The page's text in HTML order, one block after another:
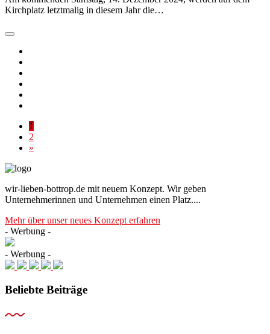
Kirchplatz letztmalig in diesem Jahr die…
1
2
»
wir-lieben-bottrop.de mit neuem Konzept. Wir geben
Unternehmerinnen und Unternehmen einen Platz....
Mehr über unser neues Konzept erfahren
- Werbung -
- Werbung -
Beliebte Beiträge